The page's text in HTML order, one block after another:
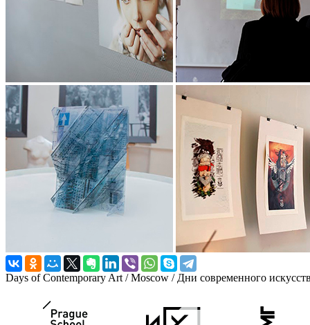
Days of Contemporary Art / Moscow / Дни современного